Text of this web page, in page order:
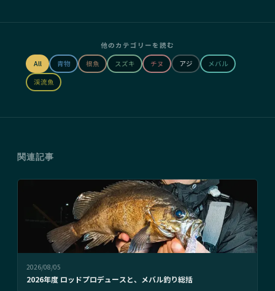
他のカテゴリーを読む
All 青物 根魚 スズキ チヌ アジ
メバル
渓流魚
関連記事
2026/08/05
2026年度 ロッドプロデュースと、メバル釣り総括